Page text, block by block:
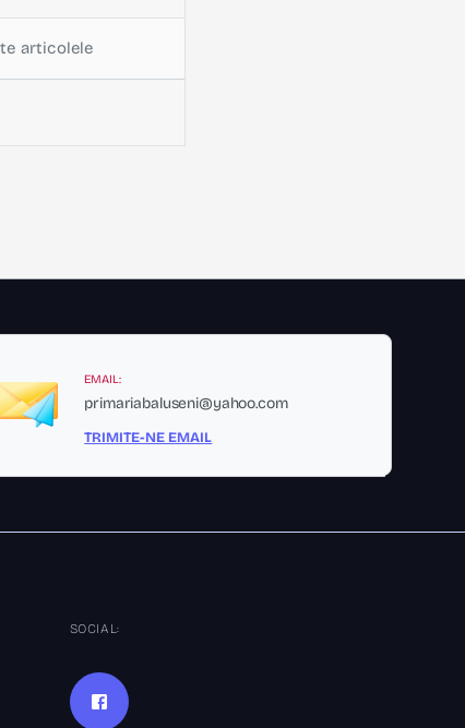
articolele
EMAIL:
primariabaluseni@yahoo.com
TRIMITE-NE EMAIL
SOCIAL: